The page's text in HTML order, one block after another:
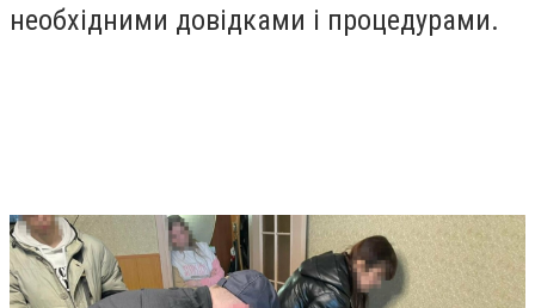
необхідними довідками і процедурами.